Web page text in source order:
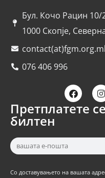
Бул. Кочо Рацин 10/
1000 Скопје,
076 406 996
Претплатете
билтен
Со доставувањето на вашата